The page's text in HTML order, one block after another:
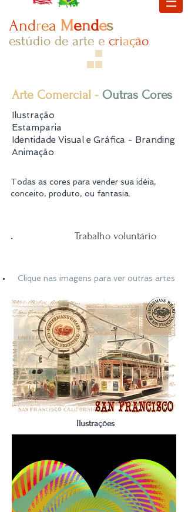
Andrea Mendes
estúdio de arte e criaç​ão
Arte Comercial - Outras Cores
Ilustração
Estamparia
Identidade Visual e Gráfica - Branding
Animação
​Todas as cores para vender sua idéia,
conceito, produto, ou fantasia.
. Trabalho voluntário
Clique nas imagens para ver outras artes
Ilustrações